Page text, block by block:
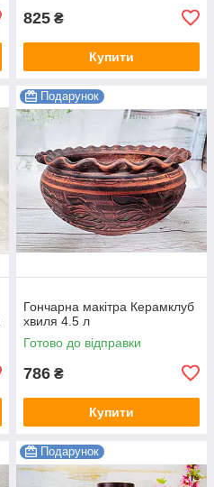
825 ₴
Купити
Подарунок
Гончарна макітра Керамклуб
хвиля 4.5 л
Готово до відправки
786 ₴
Купити
Подарунок